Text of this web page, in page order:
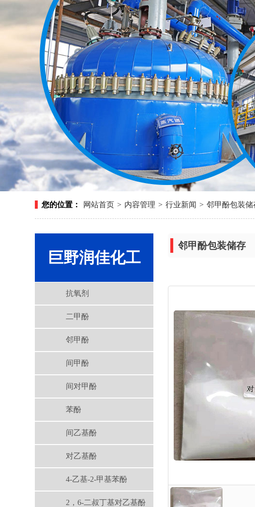
您的位置： 网站首页 > 内容管理 > 行业新闻 > 邻甲酚包装储
巨野润佳化工
抗氧剂
二甲酚
邻甲酚
间甲酚
间对甲酚
苯酚
间乙基酚
对乙基酚
4-乙基-2-甲基苯酚
2，6-二叔丁基对乙基酚
邻甲酚包装储存